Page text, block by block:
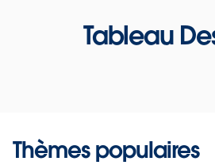
Tableau
Thèmes populaires